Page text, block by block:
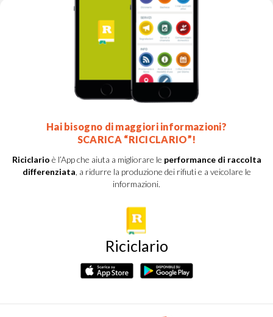
Hai bisogno di maggiori informazioni?
SCARICA “RICICLARIO”!
Riciclario è l’App che aiuta a migliorare le performance di raccolta
differenziata, a ridurre la produzione dei rifiuti e a veicolare le
informazioni.
Riciclario